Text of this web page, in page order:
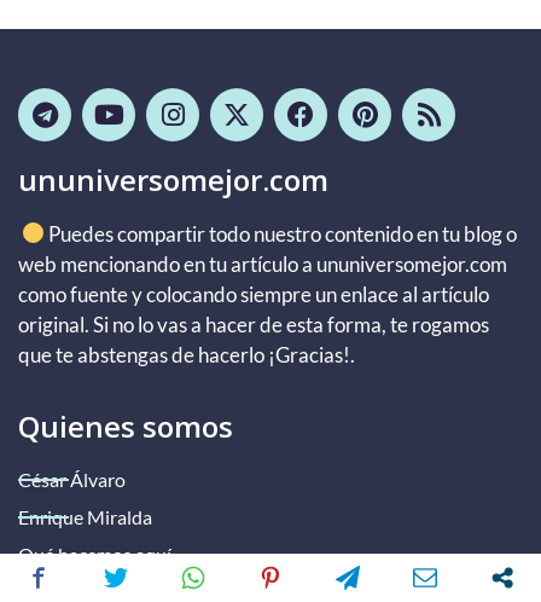
ununiversomejor.com
Puedes compartir todo nuestro contenido en tu blog o
web mencionando en tu artículo a ununiversomejor.com
como fuente y colocando siempre un enlace al artículo
original. Si no lo vas a hacer de esta forma, te rogamos
que te abstengas de hacerlo ¡Gracias!.
Quienes somos
César Álvaro
Enrique Miralda
Qué hacemos aquí
Contacto